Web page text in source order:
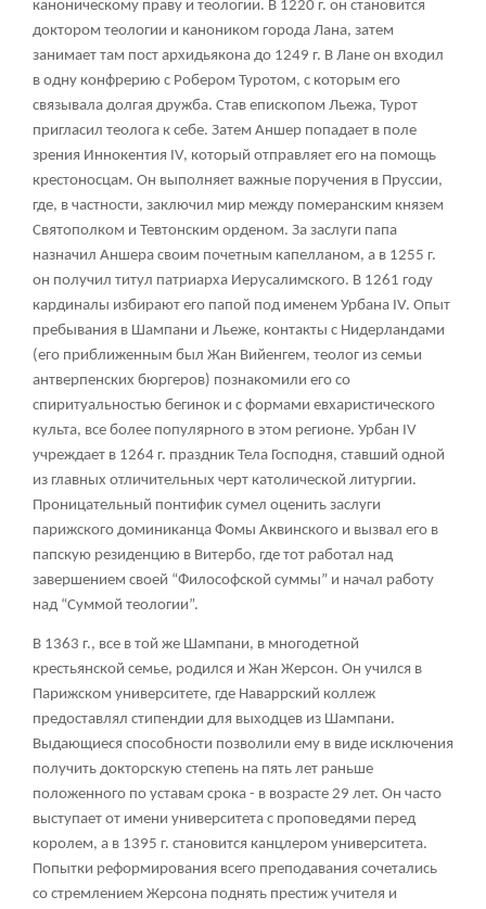
каноническому праву и теологии. В 1220 г. он становится
доктором теологии и каноником города Лана, затем
занимает там пост архидьякона до 1249 г. В Лане он входил
в одну конфрерию с Робером Туротом, с которым его
связывала долгая дружба. Став епископом Льежа, Турот
пригласил теолога к себе. Затем Аншер попадает в поле
зрения Иннокентия IV, который отправляет его на помощь
крестоносцам. Он выполняет важные поручения в Пруссии,
где, в частности, заключил мир между померанским князем
Святополком и Тевтонским орденом. За заслуги папа
назначил Аншера своим почетным капелланом, а в 1255 г.
он получил титул патриарха Иерусалимского. В 1261 году
кардиналы избирают его папой под именем Урбана IV. Опыт
пребывания в Шампани и Льеже, контакты с Нидерландами
(его приближенным был Жан Вийенгем, теолог из семьи
антверпенских бюргеров) познакомили его со
спиритуальностью бегинок и с формами евхаристического
культа, все более популярного в этом регионе. Урбан IV
учреждает в 1264 г. праздник Тела Господня, ставший одной
из главных отличительных черт католической литургии.
Проницательный понтифик сумел оценить заслуги
парижского доминиканца Фомы Аквинского и вызвал его в
папскую резиденцию в Витербо, где тот работал над
завершением своей “Философской суммы” и начал работу
над “Суммой теологии”.
В 1363 г., все в той же Шампани, в многодетной
крестьянской семье, родился и Жан Жерсон. Он учился в
Парижском университете, где Наваррский коллеж
предоставлял стипендии для выходцев из Шампани.
Выдающиеся способности позволили ему в виде исключения
получить докторскую степень на пять лет раньше
положенного по уставам срока - в возрасте 29 лет. Он часто
выступает от имени университета с проповедями перед
королем, а в 1395 г. становится канцлером университета.
Попытки реформирования всего преподавания сочетались
со стремлением Жерсона поднять престиж учителя и